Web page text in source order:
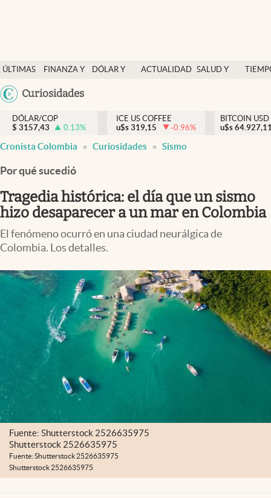
ÚLTIMAS
NOTICIAS
FINANZA Y
DÓLAR Y
ACTUALIDAD SALUD Y
México
Curiosidades
Salud y nutrición
Vida espiritual
Actualidad
Colombia
DÓLAR/COP
$ 3157,43 0.13%
ICE US COFFEE
u$s 319,15 -0.96%
BITCOIN USD
u$s
Cronista Colombia Curiosidades Sismo
Por qué sucedió
Tragedia histórica: el día que un sismo
hizo desaparecer a un mar en Colombia
El fenómeno ocurró en una ciudad neurálgica de
Colombia. Los detalles.
Fuente: Shutterstock 2526635975
Shutterstock 2526635975
Fuente: Shutterstock 2526635975
Shutterstock 2526635975